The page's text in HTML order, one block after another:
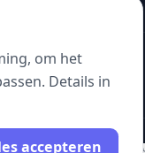
om het
Details in
accepteren